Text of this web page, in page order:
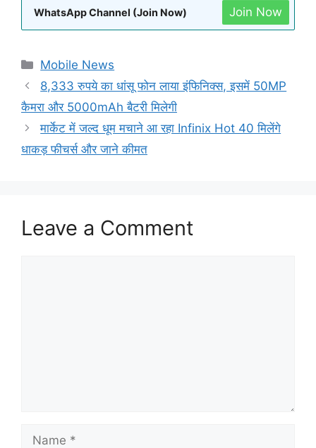
WhatsApp Channel (Join Now) Join Now
Categories
Mobile News
8,333 रुपये का धांसू फोन लाया इंफिनिक्स, इसमें 50MP
कैमरा और 5000mAh बैटरी मिलेगी
मार्केट में जल्द धूम मचाने आ रहा Infinix Hot 40 मिलेंगे
धाकड़ फीचर्स और जाने कीमत
Leave a Comment
Name